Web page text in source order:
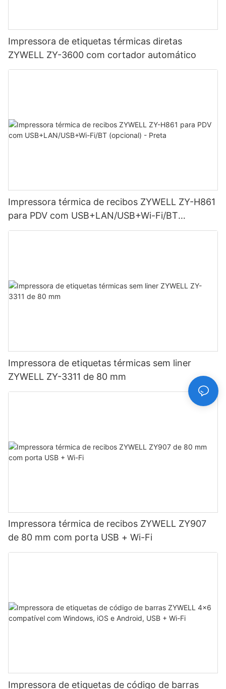
Impressora de etiquetas térmicas diretas
ZYWELL ZY-3600 com cortador automático
Impressora térmica de recibos ZYWELL ZY-H861
para PDV com USB+LAN/USB+Wi-Fi/BT
(opcional) - Preta
Impressora de etiquetas térmicas sem liner
ZYWELL ZY-3311 de 80 mm
Impressora térmica de recibos ZYWELL ZY907
de 80 mm com porta USB + Wi-Fi
Impressora de etiquetas de código de barras